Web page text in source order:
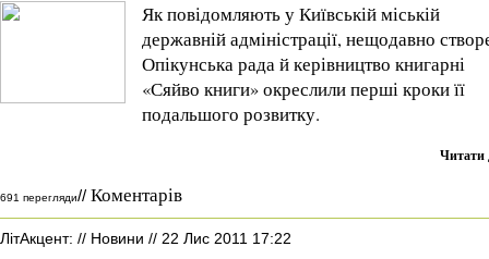
Як повідомляють у Київській міській
державній адміністрації, нещодавно
Опікунська рада й керівництво книгарні
«Сяйво книги» окреслили перші кроки її
подальшого розвитку.
Читати
691 перегляди// Коментарів
ЛітАкцент: // Новини // 22 Лис 2011 17:22